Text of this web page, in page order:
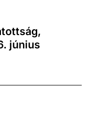
június